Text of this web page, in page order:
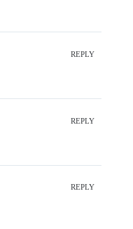
REPLY
REPLY
REPLY